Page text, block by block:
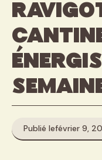
Publié lefévrier 9,